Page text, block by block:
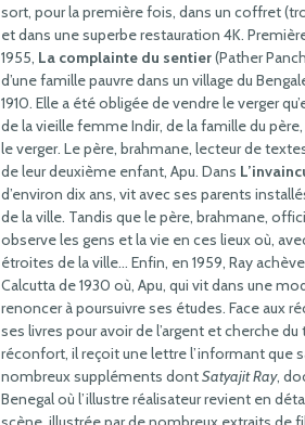
sort, pour la première fois, dans un coffret
et dans une superbe restauration 4K.
1955, La complainte du sentier(Pather
d’une famille pauvre dans un village du
1910. Elle a été obligée de vendre le verger
de la vieille femme Indir, de la famille du
le verger. Le père, brahmane, lecteur de
de leur deuxième enfant, Apu. Dans
d’environ dix ans, vit avec ses parents
de la ville. Tandis que le père, brahmane,
observe les gens et la vie en ces lieux où,
étroites de la ville… Enfin, en 1959, Ray
Calcutta de 1930 où, Apu, qui vit dans une
renoncer à poursuivre ses études. Face aux
ses livres pour avoir de l’argent et cherche
réconfort, il reçoit une lettre l’informant que
nombreux suppléments dontSatyajit Ray,
Benegal où l’illustre réalisateur revient en